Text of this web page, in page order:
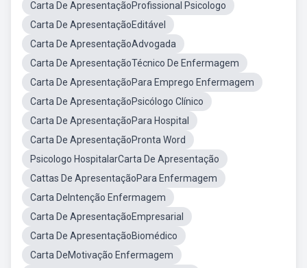
Carta De ApresentaçãoProfissional Psicologo
Carta De ApresentaçãoEditável
Carta De ApresentaçãoAdvogada
Carta De ApresentaçãoTécnico De Enfermagem
Carta De ApresentaçãoPara Emprego Enfermagem
Carta De ApresentaçãoPsicólogo Clínico
Carta De ApresentaçãoPara Hospital
Carta De ApresentaçãoPronta Word
Psicologo HospitalarCarta De Apresentação
Cattas De ApresentaçãoPara Enfermagem
Carta DeIntenção Enfermagem
Carta De ApresentaçãoEmpresarial
Carta De ApresentaçãoBiomédico
Carta DeMotivação Enfermagem